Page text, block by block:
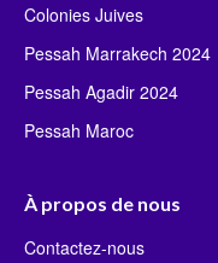
Colonies Juives
Pessah Marrakech 2024
Pessah Agadir 2024
Pessah Maroc
À propos de nous
Contactez-nous